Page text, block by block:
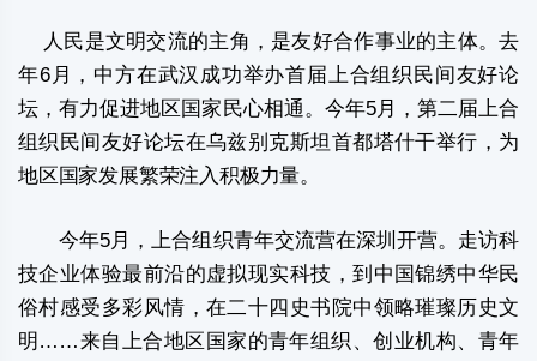
人民是文明交流的主角，是友好合作事业的主体。去
年6月，中方在武汉成功举办首届上合组织民间友好论
坛，有力促进地区国家民心相通。今年5月，第二届上合
组织民间友好论坛在乌兹别克斯坦首都塔什干举行，为
地区国家发展繁荣注入积极力量。
今年5月，上合组织青年交流营在深圳开营。走访科
技企业体验最前沿的虚拟现实科技，到中国锦绣中华民
俗村感受多彩风情，在二十四史书院中领略璀璨历史文
明……来自上合地区国家的青年组织、创业机构、青年